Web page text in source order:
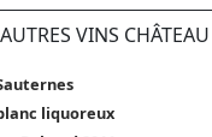
VINS
liquoreux